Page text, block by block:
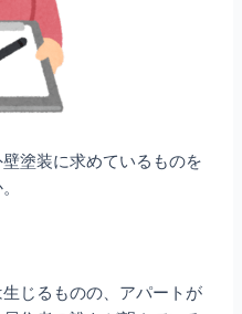
塗装に求めているものを
じるものの、アパートが